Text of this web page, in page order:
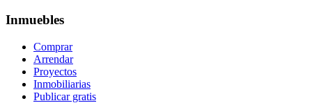
Inmuebles
Comprar
Arrendar
Proyectos
Inmobiliarias
Publicar gratis